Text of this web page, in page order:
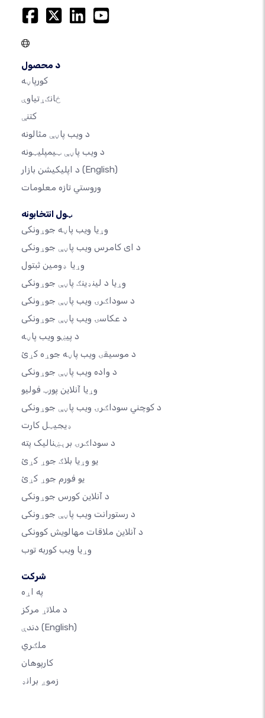
د محصول
کورپاڼه
ځانګړتیاوې
کتنې
د ویب پاڼې مثالونه
د ویب پاڼې ټیمپلیټونه
(English)
وروستي تازه معلومات
ټول انتخابونه
وړیا ویب پاڼه جوړونکی
د ای کامرس ویب پاڼې جوړونکی
وړیا ډومین ثبتول
وړیا د لینډینګ پاڼې جوړونکی
د سوداګرۍ ویب پاڼې جوړونکی
د عکاسۍ ویب پاڼې جوړونکی
د پیښو ویب پاڼه
د موسیقۍ ویب پاڼه جوړه کړئ
د واده ویب پاڼې جوړونکی
وړیا آنلاین پورټ فولیو
د کوچني سوداګرۍ ویب پاڼې جوړونکی
ډیجیټل کارت
د سوداګرۍ برېښنالیک پته
یو وړیا بلاګ جوړ کړئ
یو فورم جوړ کړئ
د آنلاین کورس جوړونکی
د رستورانت ویب پاڼې جوړونکی
د آنلاین ملاقات مهالویش کوونکی
وړیا ویب کوربه توب
شرکت
په اړه
د ملاتړ مرکز
(English)
ملګري
کارپوهان
زموږ برانډ